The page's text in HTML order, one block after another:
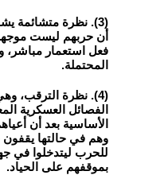
(3). نظرة متشائمة
أن حربهم ليست
فعل استعمار مباشر،
المحتملة.
(4). نظرة الترقب،
الفصائل العسكرية
الأساسية بعد أن
وهم في حالتها يقفون
للحرب ليتدخلوا في
بموقفهم على الحياد.